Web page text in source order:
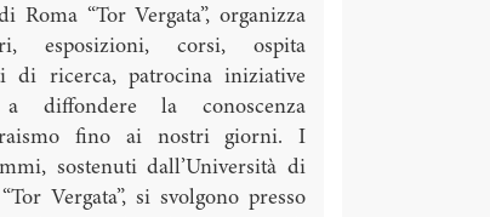
Roma “Tor Vergata”, organizza
esposizioni, corsi, ospita
di ricerca, patrocina iniziative
diffondere la conoscenza
fino ai nostri giorni. I
sostenuti dall’Università di
Vergata”, si svolgono presso